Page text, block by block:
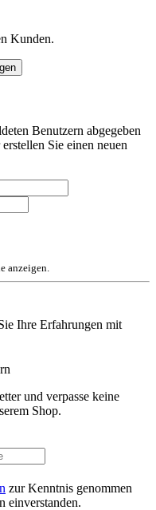
Kunden.
Benutzern abgegeben
Sie einen neuen
anzeigen.
Ihre Erfahrungen mit
und verpasse keine
Shop.
zur Kenntnis genommen
einverstanden.